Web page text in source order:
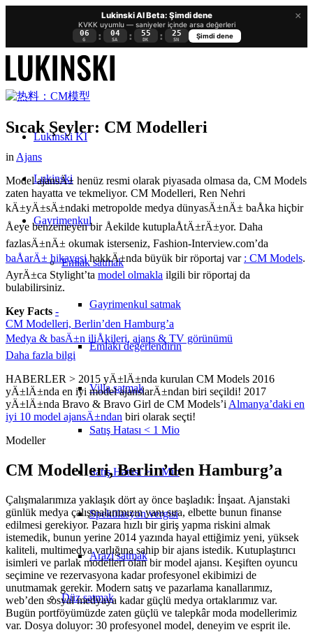
×
Lukinski AI Beta: Şimdi dene
KVKK uyumlu — saniyeler içinde arsa değerleri
06
G : 04
SA : 55
DK : 24
SN
Şimdi dene
Lukinski KI
Lukinski
Gayrimenkul
Emlak satmak
Gayrimenkul satmak
Emlakı değerlendirin
Villa satmak
Satış Hatası < 1 Mio
Satış Hatası > 1 Mio
Spekülasyon vergisi
Arazi satmak
Düzsatmak
Sıcak Şeyler: CM Modelleri
in Ajans
Model ajansÄ± henüz resmi olarak piyasada olmasa da, CM Models
zaten hayatta ve tekmeliyor. CM Modelleri, Ren Nehri
kÄ±yÄ±sÄ±ndaki metropolde medya dünyasÄ±nÄ± baÅka hiçbir
Åeye benzemeyen bir Åekilde kutuplaÅtÄ±rÄ±yor. Daha
fazlasÄ±nÄ± okumak isterseniz, Fashion-Interview.com’da
baÅarÄ± hikayesihakkÄ±nda büyük bir röportaj var : CM Models.
AyrÄ±ca Stylight’ta model olmakla ilgili bir röportaj da
bulabilirsiniz.
Key Facts -
CM Modelleri, Berlin’den Hamburg’a
Medya & basÄ±n iliÅkileri, ajans & TV görünümü
Daha fazla bilgi
HABERLER > 2015 yÄ±lÄ±nda kurulan CM Models 2016
yÄ±lÄ±nda en iyi model ajanslarÄ±ndan biri seçildi! 2017
yÄ±lÄ±nda Bravo & Bravo Girl de CM Models’i Almanya’daki en
iyi 10 model ajansÄ±ndan biri olarak seçti!
Modeller
CM Modelleri, Berlin’den Hamburg’a
Çalışmalarımıza yaklaşık dört ay önce başladık: İnşaat. Ajanstaki
günlük medya çalışmalarımızın yanı sıra, elbette bunun finanse
edilmesi gerekiyor. Pazara hızlı bir giriş yapma riskini almak
istemedik, bunun yerine 2014 yazında hayal ettiğimiz yeni, yüksek
kaliteli, multimedya varlığına sahip bir ajans istedik. Kutuplaştırıcı
isimleri ve parlak modelleri olan bir model ajansı. Keşiften oyuncu
seçimine ve rezervasyona kadar profesyonel ekibimizi de
unutmamak gerekir. Modern satış ve pazarlama kanallarımız,
web’den sosyal medyaya kadar güçlü medya ortaklarımız var.
Bugün portföyümüzde zaten güçlü ve talepkâr moda modellerimiz
var. Dosya doluyor: 30 profesyonel model, deneyim ve esprit ile.